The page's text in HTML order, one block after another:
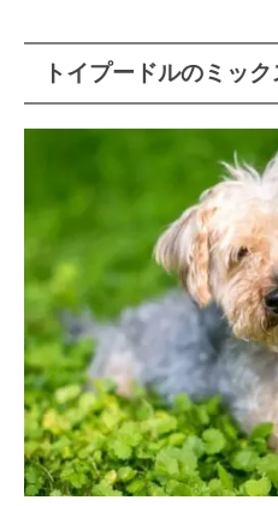
トイプードルのミッ